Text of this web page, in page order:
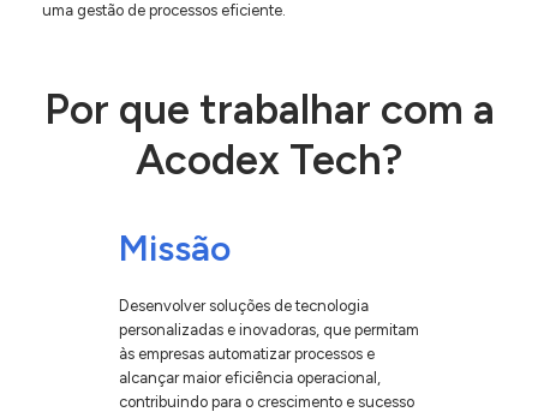
uma gestão de processos eficiente.
Por que trabalhar com a
Acodex Tech?
Missão
Desenvolver soluções de tecnologia
personalizadas e inovadoras, que permitam
às empresas automatizar processos e
alcançar maior eficiência operacional,
contribuindo para o crescimento e sucesso